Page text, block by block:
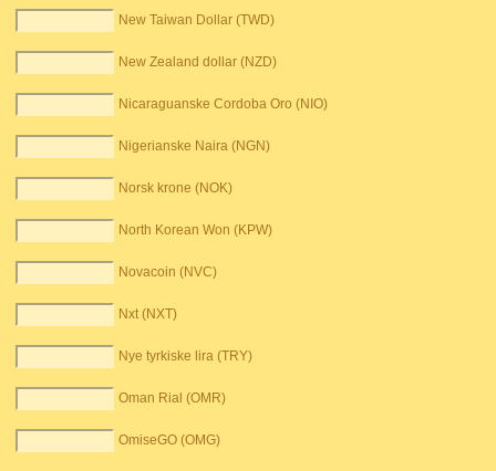
New Taiwan Dollar (TWD)
New Zealand dollar (NZD)
Nicaraguanske Cordoba Oro (NIO)
Nigerianske Naira (NGN)
Norsk krone (NOK)
North Korean Won (KPW)
Novacoin (NVC)
Nxt (NXT)
Nye tyrkiske lira (TRY)
Oman Rial (OMR)
OmiseGO (OMG)